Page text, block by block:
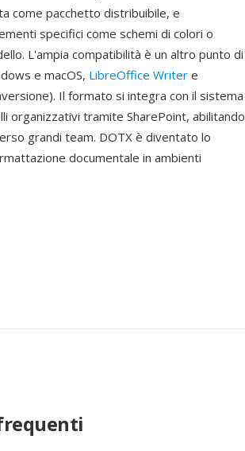
come pacchetto distribuibile, e
specifici come schemi di colori o
L'ampia compatibilità è un altro punto di
e macOS, LibreOffice Writer e
Il formato si integra con il sistema
organizzativi tramite SharePoint, abilitando
grandi team. DOTX è diventato lo
documentale in ambienti